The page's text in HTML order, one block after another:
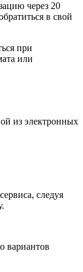
через 20
в свой
при
или
из электронных
следуя
вариантов